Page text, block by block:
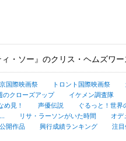
ィ・ソー』のクリス・ヘムズワ
国際映画祭 トロント国際映画祭
のクローズアップ イケメン調査隊
め見！
声優伝説 ぐるっと！世界
リサ・ラーソンがいた時間 オデ
開作品 興行成績ランキング 注